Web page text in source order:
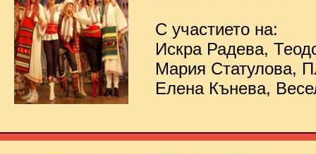
С участието на:
Искра Радева,
Мария Статулова,
Елена Кънева,